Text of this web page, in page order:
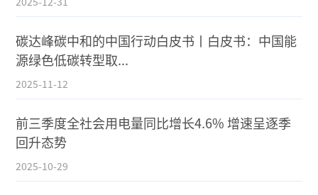
碳达峰碳中和的中国行动白皮书丨白皮书：中国能
源绿色低碳转型取...
2025-11-12
前三季度全社会用电量同比增长4.6% 增速呈逐季
回升态势
2025-10-29